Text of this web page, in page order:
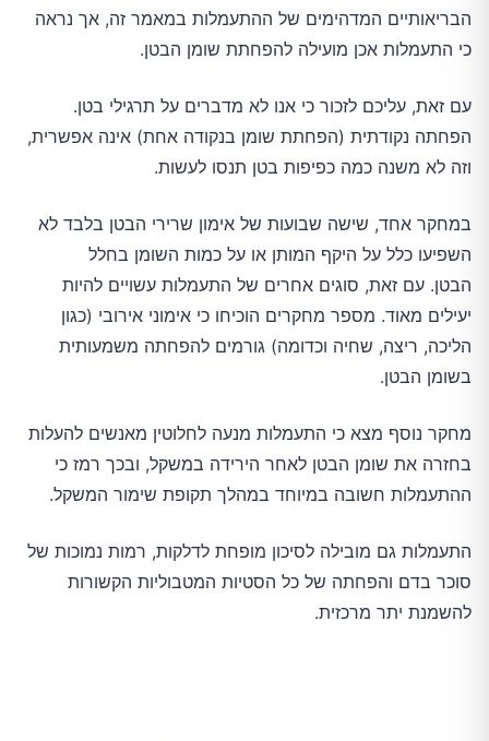
הבריאותיים המדהימים של ההתעמלות במאמר זה, אך נראה
כי התעמלות אכן מועילה להפחתת שומן הבטן.
עם זאת, עליכם לזכור כי אנו לא מדברים על תרגילי בטן.
הפחתה נקודתית (הפחתת שומן בנקודה אחת) אינה אפשרית,
וזה לא משנה כמה כפיפות בטן תנסו לעשות.
במחקר אחד, שישה שבועות של אימון שרירי הבטן בלבד לא
השפיעו כלל על היקף המותן או על כמות השומן בחלל
הבטן. עם זאת, סוגים אחרים של התעמלות עשויים להיות
יעילים מאוד. מספר מחקרים הוכיחו כי אימוני אירובי (כגון
הליכה, ריצה, שחיה וכדומה) גורמים להפחתה משמעותית
בשומן הבטן.
מחקר נוסף מצא כי התעמלות מנעה לחלוטין מאנשים להעלות
בחזרה את שומן הבטן לאחר הירידה במשקל, ובכך רמז כי
ההתעמלות חשובה במיוחד במהלך תקופת שימור המשקל.
התעמלות גם מובילה לסיכון מופחת לדלקות, רמות נמוכות של
סוכר בדם והפחתה של כל הסטיות המטבוליות הקשורות
להשמנת יתר מרכזית.